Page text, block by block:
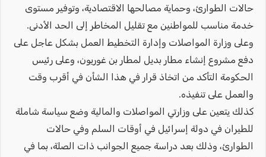
حالات الطوارئ، وحماية مصالحها الاقتصادية، وتوفير مستوى
خدمة مناسب للمواطنين مع تقليل المخاطر إلى الحد الأدنى.
وعلى وزارة المواصلات وإدارة التخطيط العمل بشكل عاجل على
دفع مشروع إنشاء مطار بديل لمطار بن غوريون، وعلى رئيس
الحكومة التأكد من اتخاذ قرار في هذا الشأن في أقرب وقت
والعمل على تنفيذه.
كذلك يتعين على وزارتي المواصلات والمالية وضع سياسة شاملة
للطيران في دولة إسرائيل في أوقات السلم وفي حالات
الطوارئ، وذلك بعد دراسة جميع الجوانب ذات الصلة، بما في